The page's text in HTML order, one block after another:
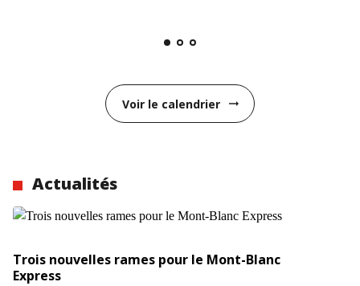
Voir le calendrier arrow_right_alt
Actualités
Trois nouvelles rames pour le Mont-Blanc
Express